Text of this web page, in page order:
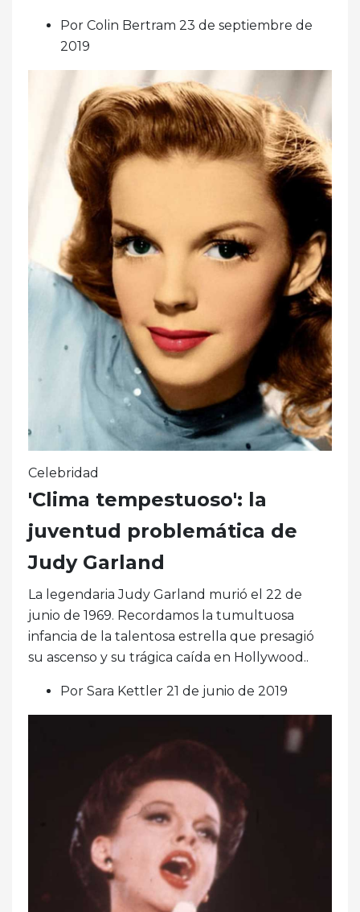
Por Colin Bertram 23 de septiembre de
2019
Celebridad
'Clima tempestuoso': la
juventud problemática de
Judy Garland
La legendaria Judy Garland murió el 22 de
junio de 1969. Recordamos la tumultuosa
infancia de la talentosa estrella que presagió
su ascenso y su trágica caída en Hollywood..
Por Sara Kettler 21 de junio de 2019